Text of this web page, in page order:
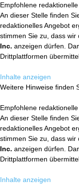
Empfohlene
An dieser Stelle finden
redaktionelles Angebot
stimmen Sie zu, dass
Inc. anzeigen dürfen.
Drittplattformen
Inhalte anzeigen
Weitere Hinweise finden
Empfohlene
An dieser Stelle finden
redaktionelles Angebot
stimmen Sie zu, dass
Inc. anzeigen dürfen.
Drittplattformen
Inhalte anzeigen